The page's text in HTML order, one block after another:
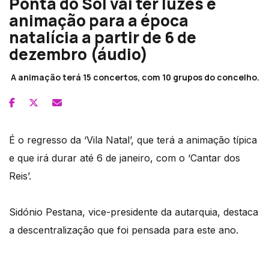
animação para a época
natalícia a partir de 6 de
dezembro (áudio)
A animação terá 15 concertos, com 10 grupos do concelho.
É o regresso da ‘Vila Natal’, que terá a animação típica
e que irá durar até 6 de janeiro, com o ‘Cantar dos
Reis’.
Sidónio Pestana, vice-presidente da autarquia, destaca
a descentralização que foi pensada para este ano.